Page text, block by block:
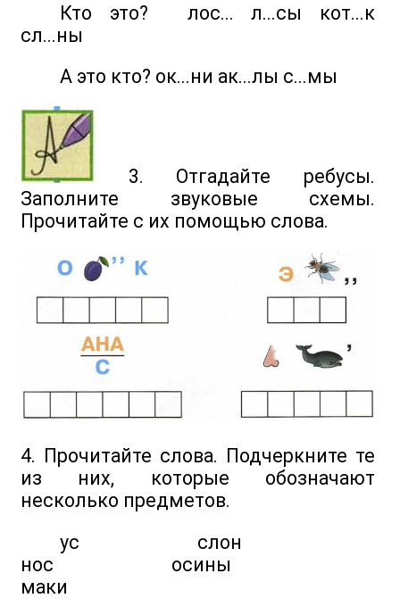
Кто это? лос... л...сы кот...к
сл...ны
А это кто? ок...ни ак...лы с...мы
3. Отгадайте ребусы.
Заполните звуковые схемы.
Прочитайте с их помощью слова.
4. Прочитайте слова. Подчеркните те
из них, которые обозначают
несколько предметов.
ус слон
нос осины
маки